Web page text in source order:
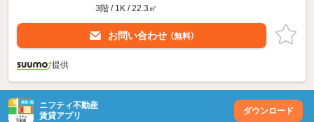
3階 / 1K / 22.3㎡
お問い合わせ （無料）
提供
ニフティ不動産
賃貸アプリ
ダウンロード